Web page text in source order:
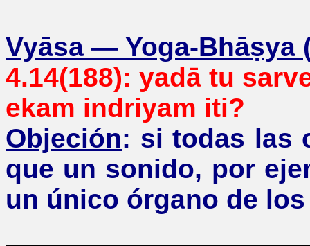
Vyāsa — Yoga-Bhāṣya
4.14(188): yadā tu
ekam indriyam iti?
Objeción: si todas las
que un sonido, por
un único órgano de